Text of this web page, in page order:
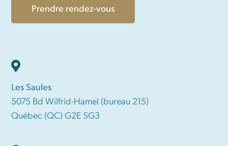
Prendre rendez-vous
Les Saules
5075 Bd Wilfrid-Hamel (bureau 215)
Québec (QC) G2E 5G3